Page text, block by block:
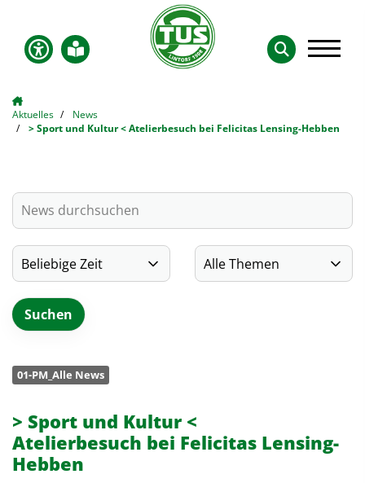
Aktuelles
News
> Sport und Kultur < Atelierbesuch bei Felicitas Lensing-Hebben
01-PM_Alle News
> Sport und Kultur <
Atelierbesuch bei Felicitas Lensing-
Hebben